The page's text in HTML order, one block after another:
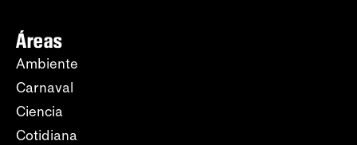
Áreas
Ambiente
Carnaval
Ciencia
Cotidiana